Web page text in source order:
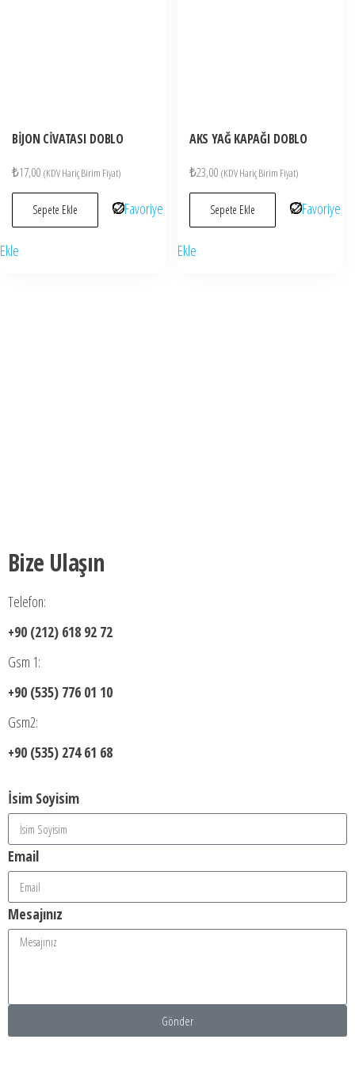
BİJON CİVATASI DOBLO
₺17,00 (KDV Hariç Birim Fiyat)
Sepete Ekle Favoriye
Ekle
AKS YAĞ KAPAĞI DOBLO
₺23,00 (KDV Hariç Birim Fiyat)
Sepete Ekle Favoriye
Ekle
Bize Ulaşın
Telefon:
+90 (212) 618 92 72
Gsm 1:
+90 (535) 776 01 10
Gsm2:
+90 (535) 274 61 68
İsim Soyisim
Email
Mesajınız
Gönder